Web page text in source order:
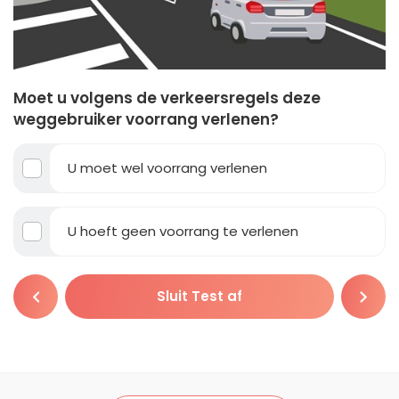
Moet u volgens de verkeersregels deze
weggebruiker voorrang verlenen?
U moet wel voorrang verlenen
U hoeft geen voorrang te verlenen
Sluit Test af